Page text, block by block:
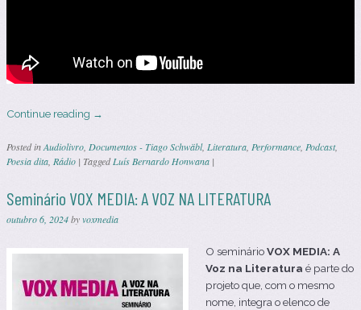
Continue reading →
Posted inAudiolivro Documentos - Tiago Schwäbl, Literatura Performance Podcast,
Poesia dita Rádio | TaggedLuís Bernardo Honwana |
Seminário VOX MEDIA: A VOZ NA LITERATURA
outubro 6, 2024byvoxmedia
O seminárioVOX MEDIA: A
Voz na Literatura é parte do
projeto que, com o mesmo
nome, integra o elenco de